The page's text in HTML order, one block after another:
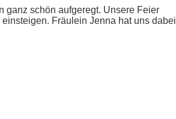
ganz schön aufgeregt. Unsere Feier
einsteigen. Fräulein Jenna hat uns dabei